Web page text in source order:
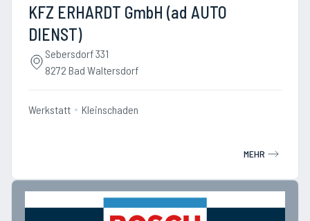
KFZ ERHARDT GmbH (ad AUTO
DIENST)
Sebersdorf 331
8272 Bad Waltersdorf
Werkstatt Kleinschaden
MEHR